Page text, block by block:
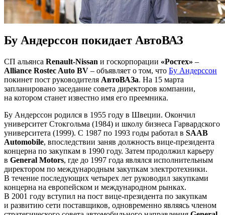
Бу Андерссон покидает АвтоВАЗ
СП альянса Renault-Nissan и госкорпорации «Ростех» –
Alliance Rostec Auto BV – объявляет о том, что Бу Андерссон
покинет пост руководителя АвтоВАЗа. На 15 марта
запланировано заседание совета директоров компании,
на котором станет известно имя его преемника.
Бу Андерссон родился в 1955 году в Швеции. Окончил
университет Стокгольма (1984) и школу бизнеса Гарвардского
университета (1999). С 1987 по 1993 годы работал в SAAB
Automobile, впоследствии заняв должность вице-президента
концерна по закупкам в 1990 году. Затем продолжил карьеру
в General Motors, где до 1997 года являлся исполнительным
директором по международным закупкам электротехники.
В течение последующих четырех лет руководил закупками
концерна на европейском и международном рынках.
В 2001 году вступил на пост вице-президента по закупкам
и развитию сети поставщиков, одновременно являясь членом